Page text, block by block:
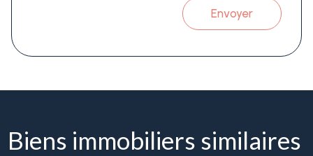
Envoyer
Biens immobiliers similaires